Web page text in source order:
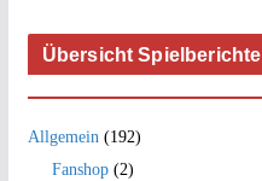
Übersicht Spielberichte
Allgemein(192)
Fanshop(2)